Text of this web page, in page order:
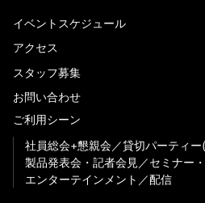
イベントスケジュール
アクセス
スタッフ募集
お問い合わせ
ご利用シーン
社員総会+懇親会
貸切パーティ
製品発表会・記者会見
セミナー
エンターテインメント
配信